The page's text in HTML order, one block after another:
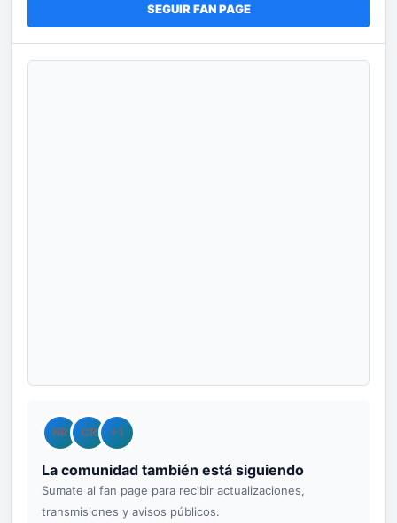
SEGUIR FAN PAGE
NR CR +1
La comunidad también está siguiendo
Sumate al fan page para recibir actualizaciones,
transmisiones y avisos públicos.